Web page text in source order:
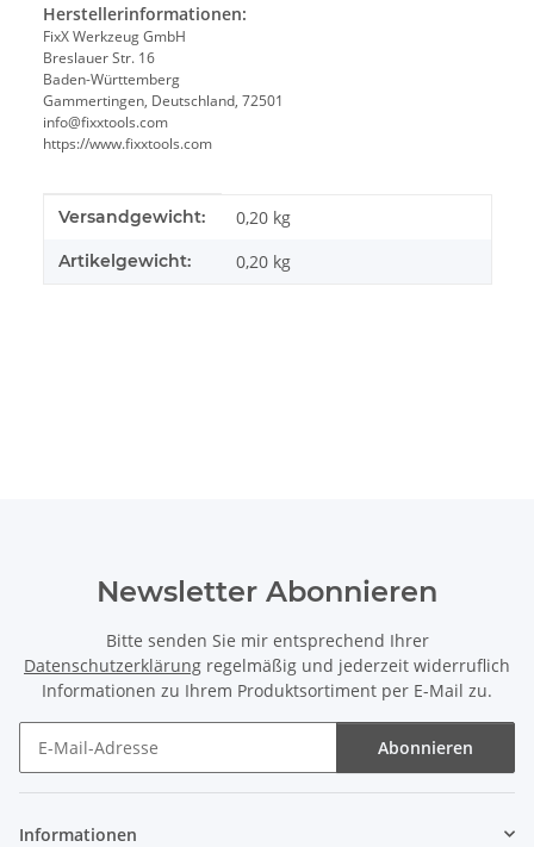
Herstellerinformationen:
FixX Werkzeug GmbH
Breslauer Str. 16
Baden-Württemberg
Gammertingen, Deutschland, 72501
info@fixxtools.com
https://www.fixxtools.com
Produkteigenschaft
Wert
Versandgewicht: 0,20 kg
Artikelgewicht: 0,20 kg
Newsletter Abonnieren
Bitte senden Sie mir entsprechend Ihrer
Datenschutzerklärung regelmäßig und jederzeit widerruflich
Informationen zu Ihrem Produktsortiment per E-Mail zu.
Abonnieren
Informationen